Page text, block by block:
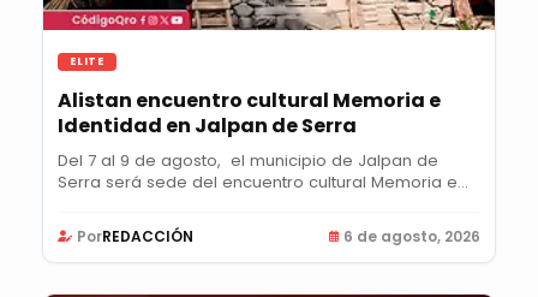
ELITE
Alistan encuentro cultural Memoria e
Identidad en Jalpan de Serra
Del 7 al 9 de agosto, el municipio de Jalpan de
Serra será sede del encuentro cultural Memoria e...
PorREDACCIÓN 6 de agosto, 2026